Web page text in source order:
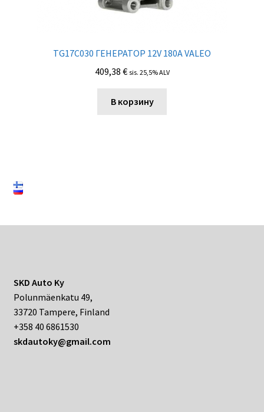
TG17C030 ГЕНЕРАТОР 12V 180A VALEO
409,38 € sis. 25,5% ALV
В корзину
SKD Auto Ky
Polunmäenkatu 49,
33720 Tampere, Finland
+358 40 6861530
skdautoky@gmail.com